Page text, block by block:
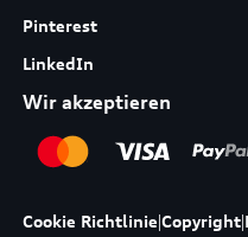
Pinterest
LinkedIn
Wir akzeptieren
Cookie Richtlinie|Copyright|